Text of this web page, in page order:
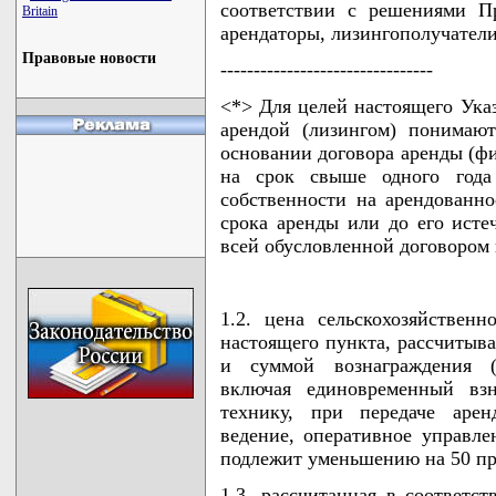
Britain
Правовые новости
соответствии с решениями
арендаторы,
--------------------------------
<*> Для целей настоящего
арендой (лизингом)
основании договора аренды
на срок свыше одного года
собственности на
срока аренды или до его
всей обусловленной
1.2. цена
настоящего пункта,
и суммой вознаграждения
включая единовременный
технику, при передаче
ведение, оперативное
подлежит уменьшению на 50